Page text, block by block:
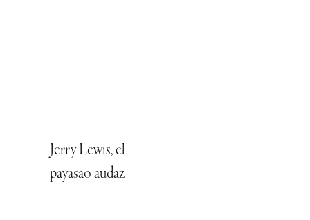
Jerry Lewis, el
payasao audaz